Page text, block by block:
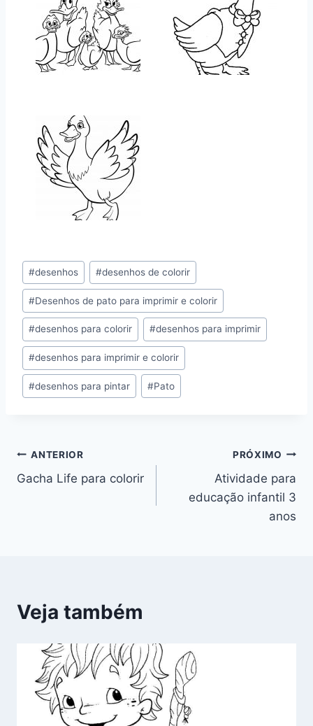
Tags
do
Post:
#desenhos #desenhos de colorir
#Desenhos de pato para imprimir e colorir
#desenhos para colorir #desenhos para imprimir
#desenhos para imprimir e colorir
#desenhos para pintar #Pato
Navegação
de
ANTERIOR
Gacha Life para colorir
PRÓXIMO
Atividade para
educação infantil 3
anos
Veja também